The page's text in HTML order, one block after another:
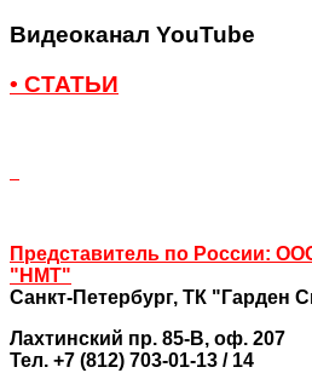
Видеоканал YouTube
• СТАТЬИ
Представитель по России:
"НМТ"
Санкт-Петербург, ТК "Гарден
Лахтинский пр. 85-В, оф. 207
Тел. +7 (812) 703-01-13 / 14